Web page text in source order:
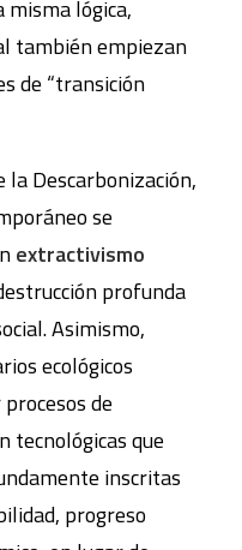
misma lógica,
también empiezan
de “transición
la Descarbonización,
se
extractivismo
profunda
Asimismo,
ecológicos
de
tecnológicas que
inscritas
progreso